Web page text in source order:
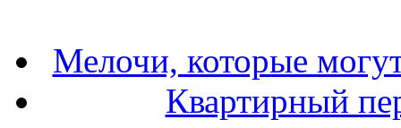
Мелочи, которые
Квартирный